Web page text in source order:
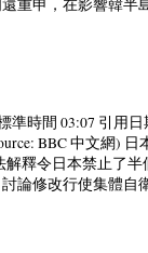
重申，在影響韓半
準時間 03:07 引用日
BBC 中文網)
釋令日本禁止了半
論修改行使集體自